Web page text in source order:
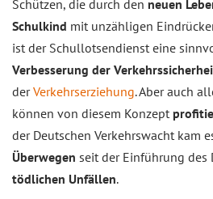
Schützen, die durch den neuen
Schulkind mit unzähligen
ist der Schullotsendienst eine
Verbesserung der
derVerkehrserziehung. Aber auch
können von diesem Konzept
der Deutschen Verkehrswacht kam
Überwegen seit der Einführung des
tödlichen Unfällen.